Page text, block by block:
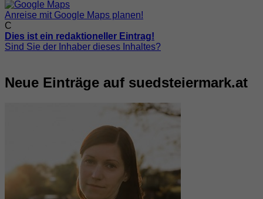
Anreise mit Google Maps planen!
C
Dies ist ein redaktioneller Eintrag!
Sind Sie der Inhaber dieses Inhaltes?
Neue Einträge auf suedsteiermark.at